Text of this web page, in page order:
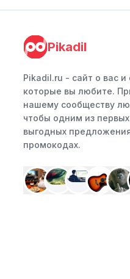
Pikadil
Pikadil.ru - cайт о вас и
которые вы любите.
нашему сообществу
чтобы одним из первых
выгодных
промокодах.